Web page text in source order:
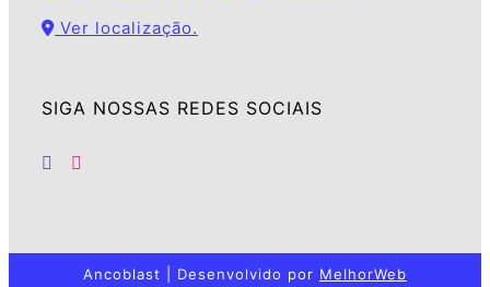
Ver localização.
SIGA NOSSAS REDES SOCIAIS
Ancoblast | Desenvolvido por MelhorWeb